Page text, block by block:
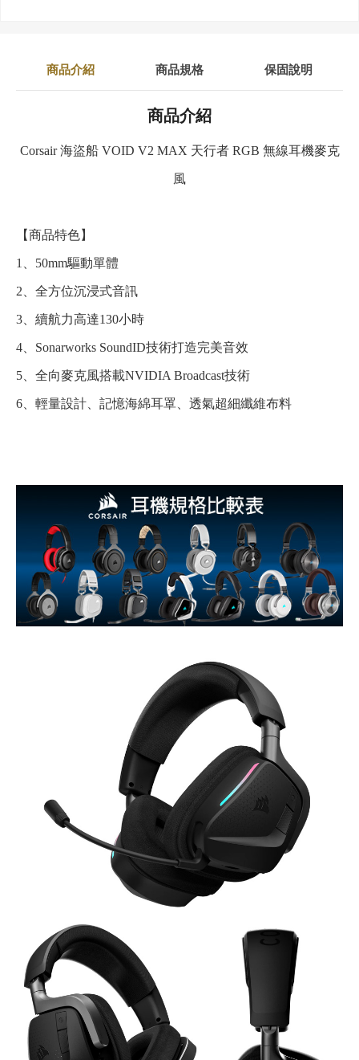
商品介紹 商品規格 保固說明
商品介紹
Corsair 海盜船 VOID V2 MAX 天行者 RGB 無線耳機麥克
風
【商品特色】
1、50mm驅動單體
2、全方位沉浸式音訊
3、續航力高達130小時
4、Sonarworks SoundID技術打造完美音效
5、全向麥克風搭載NVIDIA Broadcast技術
6、輕量設計、記憶海綿耳罩、透氣超細纖維布料